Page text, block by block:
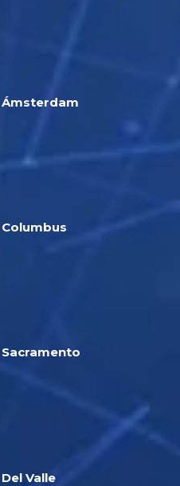
Ámsterdam
Columbus
Sacramento
Del Valle